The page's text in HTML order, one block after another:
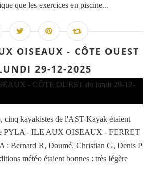
que les exercices en piscine...
OISEAUX - CÔTE OUEST
29-12-2025
cinq kayakistes de l'AST-Kayak étaient
PYLA - ILE AUX OISEAUX - FERRET
Bernard R, Doumé, Christian G, Denis P
météo étaient bonnes : très légère